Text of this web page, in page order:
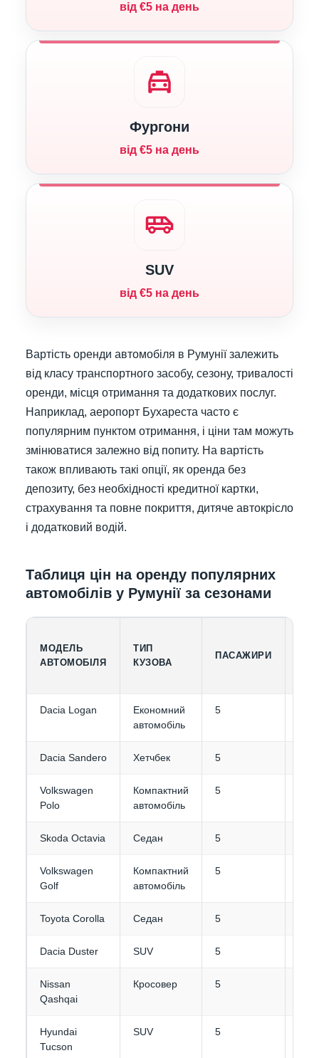
від €5 на день
local_taxi
Фургони
від €5 на день
airport_shuttle
SUV
від €5 на день
Вартість оренди автомобіля в Румунії залежить
від класу транспортного засобу, сезону, тривалості
оренди, місця отримання та додаткових послуг.
Наприклад, аеропорт Бухареста часто є
популярним пунктом отримання, і ціни там можуть
змінюватися залежно від попиту. На вартість
також впливають такі опції, як оренда без
депозиту, без необхідності кредитної картки,
страхування та повне покриття, дитяче автокрісло
і додатковий водій.
Таблиця цін на оренду популярних
автомобілів у Румунії за сезонами
МОДЕЛЬ
АВТОМОБІЛЯ
ТИП
КУЗОВА
ПАСАЖИРИ
Dacia Logan
Економний
автомобіль
5
Dacia Sandero Хетчбек 5
Volkswagen
Polo
Компактний
автомобіль
5
Skoda Octavia Седан 5
Volkswagen
Golf
Компактний
автомобіль
5
Toyota Corolla Седан 5
Dacia Duster SUV 5
Nissan
Qashqai
Кросовер 5
Hyundai
Tucson
SUV 5